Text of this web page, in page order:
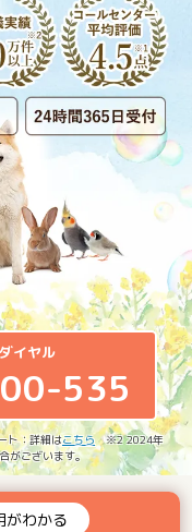
イヤル
535
ト：詳細はこちら ※2 2024年
がございます。
がわかる